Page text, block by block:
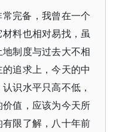
完备，我曾在一个
料也相对易找，虽
制度与过去大不相
追求上，今天的中
识水平只高不低，
值，应该为今天所
限了解，八十年前